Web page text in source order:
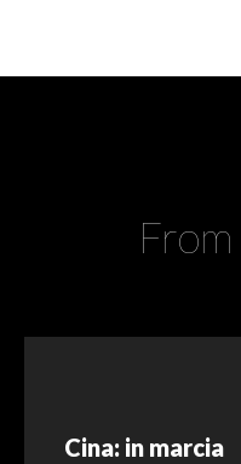
From
Cina: in marcia